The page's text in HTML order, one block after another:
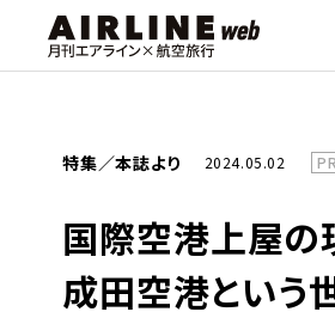
特集／本誌より 2024.05.02 PR
国際空港上屋の
成田空港という